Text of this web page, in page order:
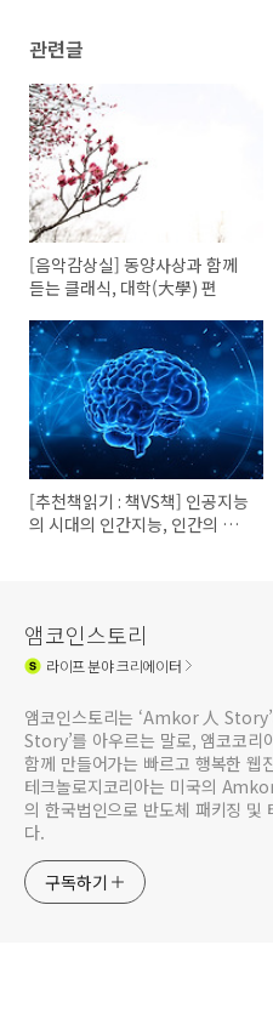
관련글
[음악감상실] 동양사상과 함께
듣는 클래식, 대학(大學) 편
[추천책읽기 : 책VS책] 인공지능
의 시대의 인간지능, 인간의 뇌
앰코인스토리
라이프분야 크리에이터
앰코인스토리는 ‘Amkor 人
Story’를 아우르는 말로, 앰코코리
함께 만들어가는 빠르고 행복한 웹
테크놀로지코리아는 미국의
의 한국법인으로 반도체 패키징 및
다.
구독하기